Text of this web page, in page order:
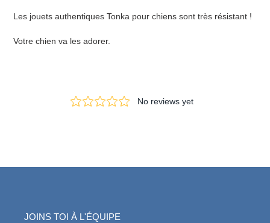
produit
à
Les jouets authentiques Tonka pour chiens sont très résistant !
Votre chien va les adorer.
JOINS TOI À L'ÉQUIPE